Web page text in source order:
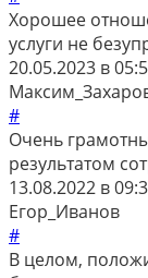
Хорошее
услуги не
20.05.2023 в
#
Очень
результатом
13.08.2022 в
Егор_Иванов
#
В целом,